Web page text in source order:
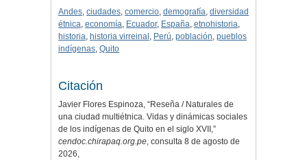
Andes, ciudades, comercio, demografía, diversidad
étnica, economía, Ecuador, España, etnohistoria,
historia, historia virreinal , Perú, población, pueblos
indígenas, Quito
Citación
Javier Flores Espinoza, “Reseña / Naturales de
una ciudad multiétnica. Vidas y dinámicas sociales
de los indígenas de Quito en el siglo XVII,”
cendoc.chirapaq.org.pe, consulta 8 de agosto de
2026,